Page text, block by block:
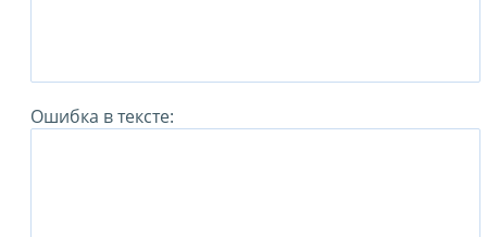
Ошибка в тексте: